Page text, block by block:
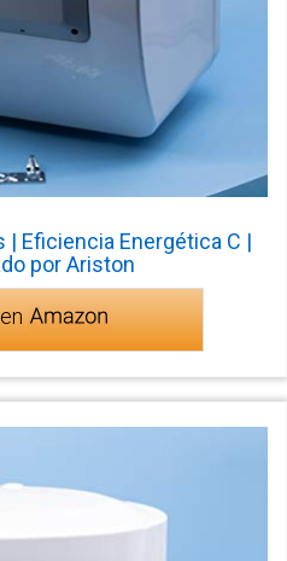
Eficiencia Energética C |
por Ariston